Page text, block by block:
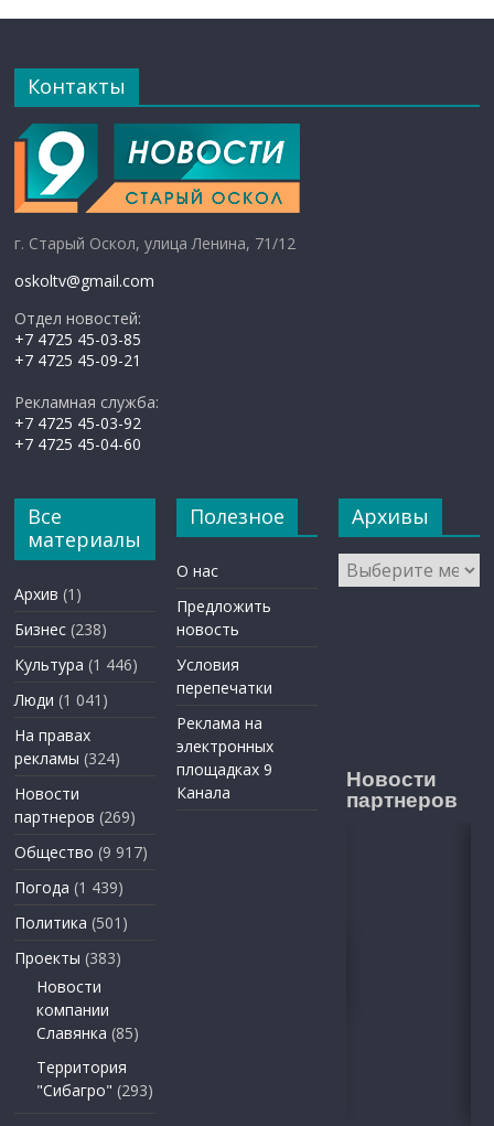
Контакты
г. Старый Оскол, улица Ленина, 71/12
oskoltv@gmail.com
Отдел новостей:
+7 4725 45-03-85
+7 4725 45-09-21
Рекламная служба:
+7 4725 45-03-92
+7 4725 45-04-60
Все
материалы
Архив (1)
Бизнес (238)
Культура (1 446)
Люди (1 041)
На правах
рекламы (324)
Новости
партнеров (269)
Общество (9 917)
Погода (1 439)
Политика (501)
Проекты (383)
Новости
компании
Славянка (85)
Территория
"Сибагро" (293)
Полезное
О нас
Предложить
новость
Условия
перепечатки
Реклама на
электронных
площадках 9
Канала
Архивы
Архивы
Новости
партнеров